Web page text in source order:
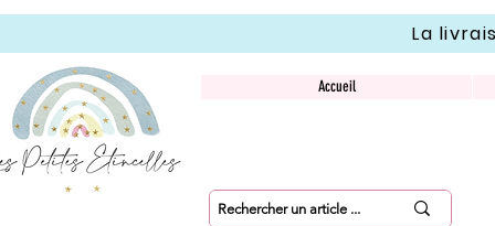
La
Accueil